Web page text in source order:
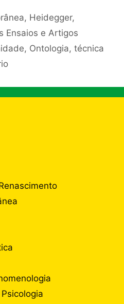
, Heidegger,
Ensaios e Artigos
, Ontologia,técnica